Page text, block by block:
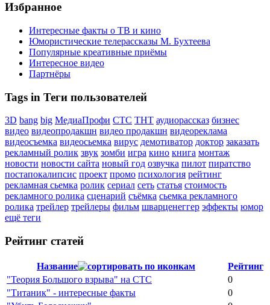
Избранное
Интересные факты о ТВ и кино
Юмористические телерассказы М. Бухтеева
Популярные креативные приёмы
Интересное видео
Партнёры
Tags in Теги пользователей
3D bang big МедиаПрофи СТС ТНТ аудиорассказ бизнес
видео видеопродакшн видео продакшн видеореклама
видеосъемка видеосьемка вирус демотиватор доктор заказать
рекламный ролик звук зомби игра кино книга монтаж
новости новости сайта новый год озвучка пилот пиратство
постапокалипсис проект промо психология рейтинг
рекламная сьемка ролик сериал сеть статья стоимость
рекламного ролика сценарий съёмка сьемка рекламного
ролика трейлер трейлеры фильм шварценеггер эффекты юмор
ещё теги
Рейтинг статей
Название
Рейтинг
"Теория Большого взрыва" на СТС
0
"Титаник" - интересные факты
0